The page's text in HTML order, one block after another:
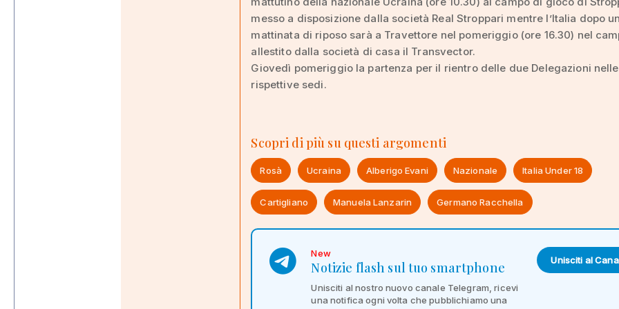
messo a disposizione dalla società Real Stroppari mentre l’Italia dopo
mattinata di riposo sarà a Travettore nel pomeriggio (ore 16.30) nel
allestito dalla società di casa il Transvector.
Giovedì pomeriggio la partenza per il rientro delle due Delegazioni nelle
rispettive sedi.
Scopri di più su questi argomenti
Rosà Ucraina Alberigo Evani Nazionale Italia Under 18
Cartigliano Manuela Lanzarin Germano Racchella
New
Notizie flash sul tuo smartphone
Unisciti al nostro nuovo canale Telegram, ricevi
una notifica ogni volta che pubblichiamo una
Unisciti al